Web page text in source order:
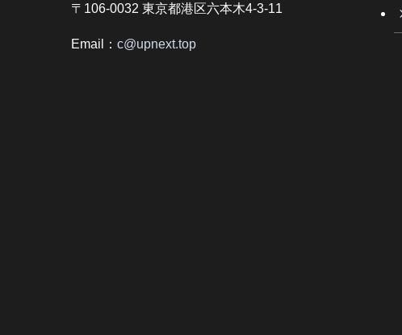
〒106-0032 東京都港区六本木4-3-11
Email： c@upnext.top